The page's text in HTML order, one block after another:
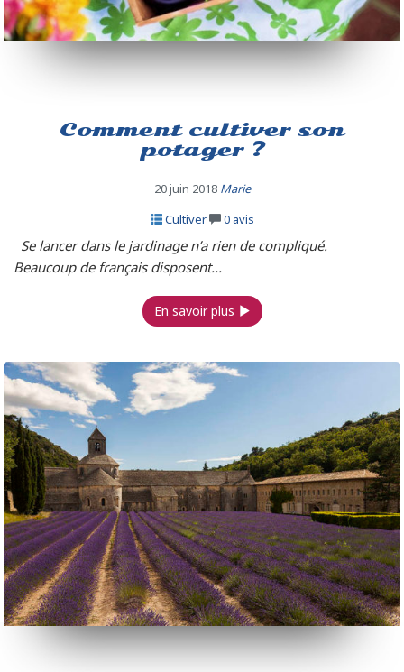
Comment cultiver son
potager ?
20 juin 2018 Marie
Cultiver
0avis
Se lancer dans le jardinage n’a rien de compliqué.
Beaucoup de français disposent...
En savoir plus